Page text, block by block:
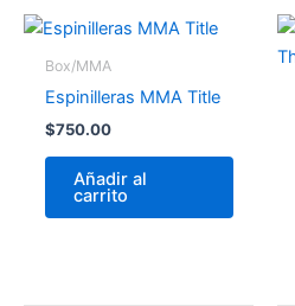
Box/MMA
Espinilleras MMA Title
$750.00
Añadir al
carrito